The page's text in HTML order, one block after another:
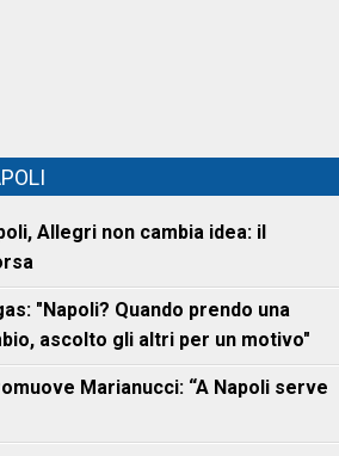
Allegri non cambia idea: il
"Napoli? Quando prendo una
ascolto gli altri per un motivo"
Marianucci: “A Napoli serve